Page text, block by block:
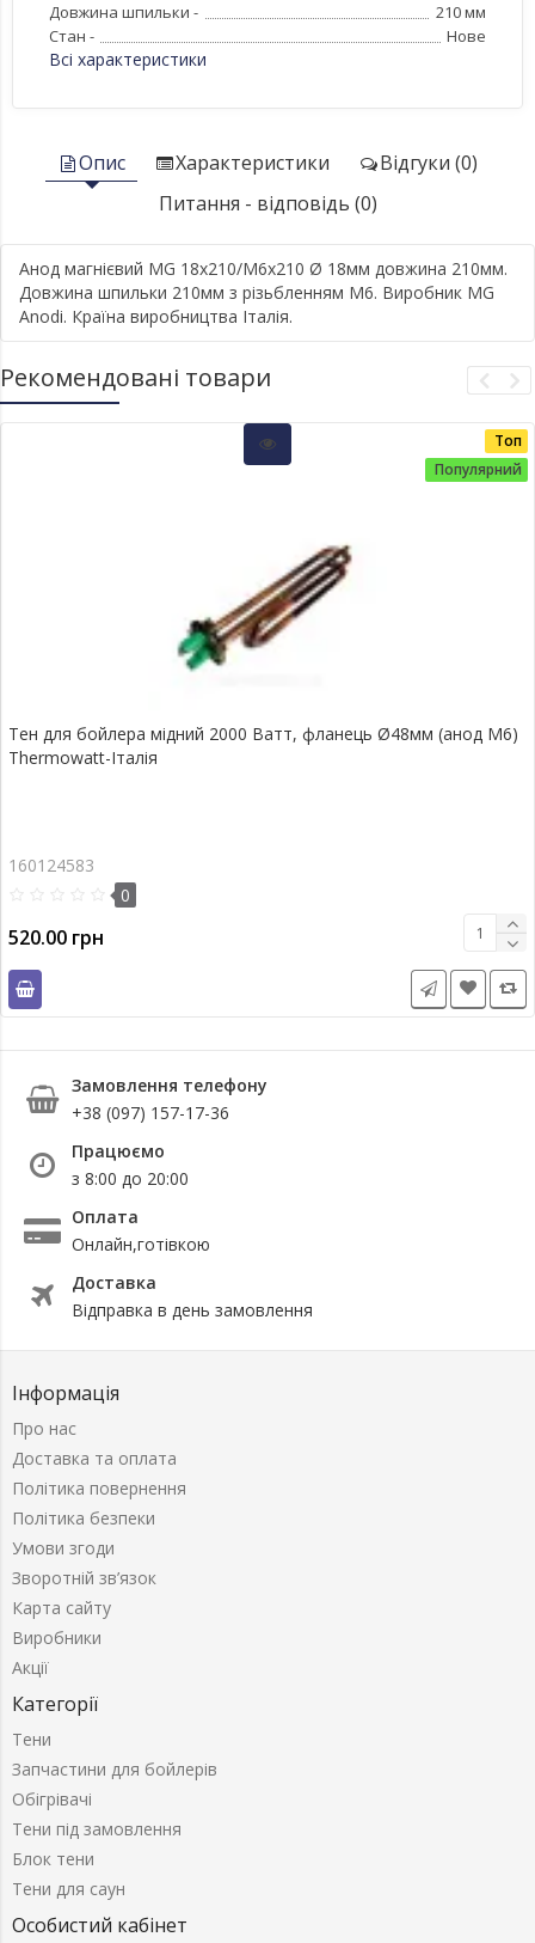
Довжина шпильки -
210 мм
Стан -
Нове
Всі характеристики
Опис Характеристики
Відгуки (0)
Питання - відповідь (0)
Анод магнієвий MG 18х210/М6х210 Ø 18мм довжина 210мм.
Довжина шпильки 210мм з різьбленням М6. Виробник MG
Anodi. Країна виробництва Італія.
Рекомендовані товари
Топ
Популярний
Тен для бойлера мідний 2000 Ватт, фланець Ø48мм (анод М6)
Thermowatt-Італія
160124583
0
520.00 грн
Замовлення телефону
+38 (097) 157-17-36
Працюємо
з 8:00 до 20:00
Оплата
Онлайн,готівкою
Доставка
Відправка в день замовлення
Інформація
Про нас
Доставка та оплата
Політика повернення
Політика безпеки
Умови згоди
Зворотній зв’язок
Карта сайту
Виробники
Акції
Категорії
Тени
Запчастини для бойлерів
Обігрівачі
Тени під замовлення
Блок тени
Тени для саун
Особистий кабінет